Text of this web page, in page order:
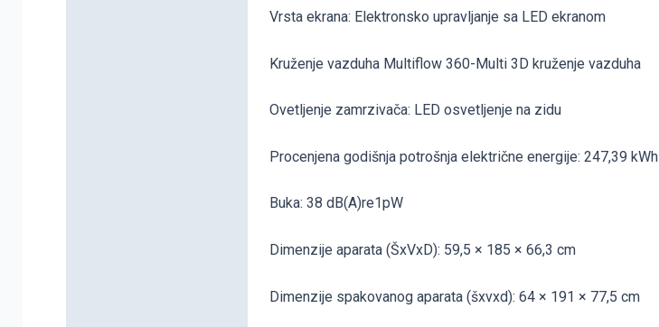
Vrsta ekrana: Elektronsko upravljanje sa LED ekranom
Kruženje vazduha Multiflow 360-Multi 3D kruženje vazduha
Ovetljenje zamrzivača: LED osvetljenje na zidu
Procenjena godišnja potrošnja električne energije: 247,39 kWh
Buka: 38 dB(A)re1pW
Dimenzije aparata (ŠxVxD): 59,5 × 185 × 66,3 cm
Dimenzije spakovanog aparata (šxvxd): 64 × 191 × 77,5 cm